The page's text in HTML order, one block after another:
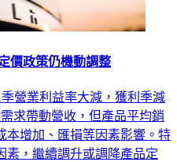
價政策仍機動調整
營業利益率大減，獲利季減
求帶動營收，但產品平均銷
本增加、匯損等因素影響。特
素，繼續調升或調降產品定